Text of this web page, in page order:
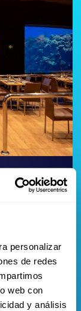
personalizar
de redes
web con
y análisis